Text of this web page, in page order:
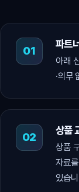
파트
아래
·의무
상품
상품
자료
있습